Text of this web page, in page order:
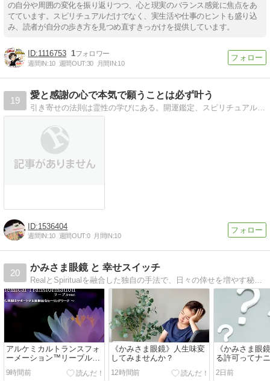
の自分や周囲の変化を振り返りつつ、心と現実のバランス感覚に焦点をあ
てています。スピリチュアルだけでなく、実生活や仕事のヒントも盛り込
み、読者が自分の歩き方を見つめ直すきっかけを提供しています。
1116753 1
週間IN:10 週間OUT:30 月間IN:10
19
愛と感謝の心で本気で願うことは必ず叶う
引き寄せの法則は霊性の学びにある。開運鑑定、スピリチュアルセミナー
1536404
週間IN:10 週間OUT:0 月間IN:10
20
かみさま眼鏡 と 幸せスイッチ
RealとSpiritualを融合した独自の手法で、日々の倖せを増やす秘訣をご案内している、スピリチュアルカウンセラーAquaLightのブログです☆
アルケミカルトランスフォ
ーメーション™リーブル～
3次元的な悩みを効果的に
解決へ導く～
9時間前
《かみさま眼鏡》人生味変
してみませんか？
12時間前
《かみさま眼
る許可ってナ
2日前